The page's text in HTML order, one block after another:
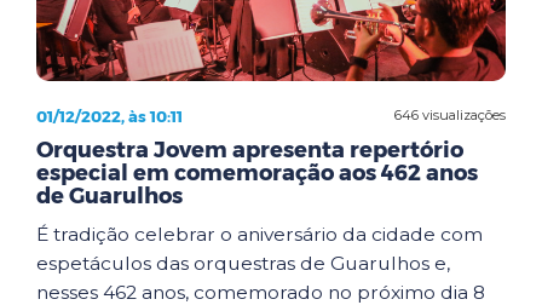
646 visualizações
01/12/2022, às 10:11
Orquestra Jovem apresenta repertório
especial em comemoração aos 462 anos
de Guarulhos
É tradição celebrar o aniversário da cidade com
espetáculos das orquestras de Guarulhos e,
nesses 462 anos, comemorado no próximo dia 8